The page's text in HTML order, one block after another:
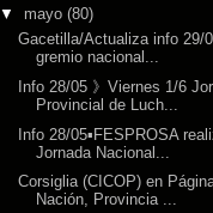
▼ mayo (80)
Gacetilla/Actualiza info 29/
gremio nacional...
Info 28/05 》Viernes 1/6
Provincial de Luch...
Info 28/05▪FESPROSA
Jornada Nacional...
Corsiglia (CICOP) en
Nación, Provincia ...